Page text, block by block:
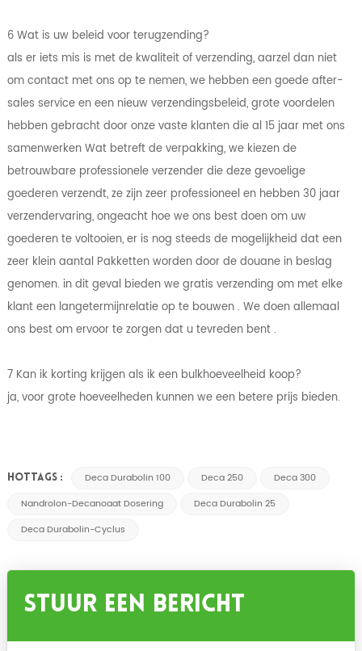
6 Wat is uw beleid voor terugzending?
als er iets mis is met de kwaliteit of verzending, aarzel dan niet
om contact met ons op te nemen, we hebben een goede after-
sales service en een nieuw verzendingsbeleid, grote voordelen
hebben gebracht door onze vaste klanten die al 15 jaar met ons
samenwerken Wat betreft de verpakking, we kiezen de
betrouwbare professionele verzender die deze gevoelige
goederen verzendt, ze zijn zeer professioneel en hebben 30 jaar
verzendervaring, ongeacht hoe we ons best doen om uw
goederen te voltooien, er is nog steeds de mogelijkheid dat een
zeer klein aantal Pakketten worden door de douane in beslag
genomen. in dit geval bieden we gratis verzending om met elke
klant een langetermijnrelatie op te bouwen . We doen allemaal
ons best om ervoor te zorgen dat u tevreden bent .
7 Kan ik korting krijgen als ik een bulkhoeveelheid koop?
ja, voor grote hoeveelheden kunnen we een betere prijs bieden.
HOTTAGS : Deca Durabolin 100 Deca 250
Deca 300
Nandrolon-Decanoaat Dosering
Deca Durabolin 25
Deca Durabolin-Cyclus
Stuur Een Bericht